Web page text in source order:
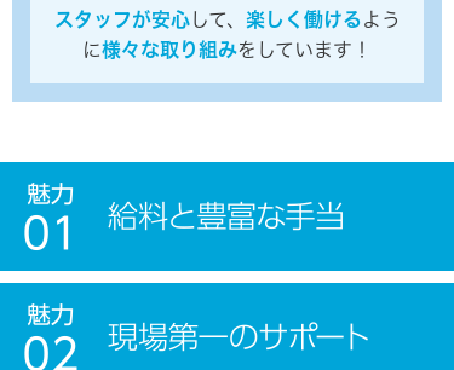
スタッフが安心して、 楽しく働けるよう
に様々な取り組みをしています！